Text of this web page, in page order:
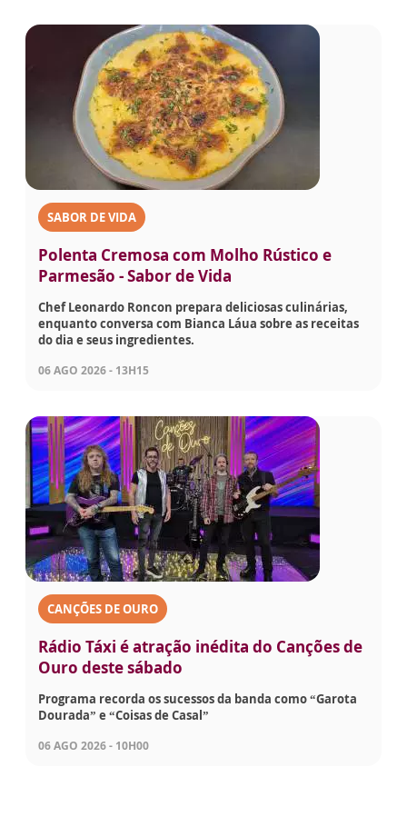
SABOR DE VIDA
Polenta Cremosa com Molho Rústico e
Parmesão - Sabor de Vida
Chef Leonardo Roncon prepara deliciosas culinárias,
enquanto conversa com Bianca Láua sobre as receitas
do dia e seus ingredientes.
06 AGO 2026 - 13H15
CANÇÕES DE OURO
Rádio Táxi é atração inédita do Canções de
Ouro deste sábado
Programa recorda os sucessos da banda como “Garota
Dourada” e “Coisas de Casal”
06 AGO 2026 - 10H00